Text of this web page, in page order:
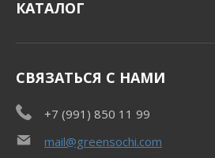
КАТАЛОГ
СВЯЗАТЬСЯ С НАМИ
+7 (991) 850 11 99
mail@greensochi.com